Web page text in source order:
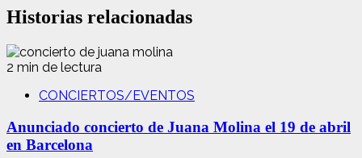
Historias relacionadas
2 min de lectura
CONCIERTOS/EVENTOS
Anunciado concierto de Juana Molina el 19 de abril
en Barcelona